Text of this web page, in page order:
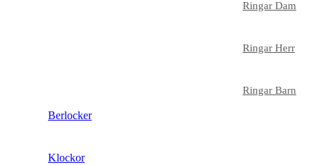
Ringar Dam
Ringar Herr
Ringar Barn
Berlocker
Klockor